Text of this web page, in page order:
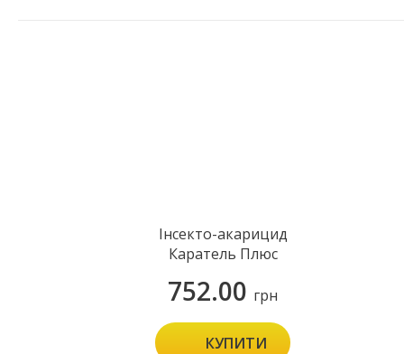
Інсекто-акарицид
Каратель Плюс
752.00 грн
КУПИТИ